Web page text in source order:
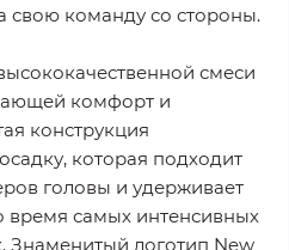
свою команду со стороны.
смеси
комфорт и
конструкция
которая подходит
головы и удерживает
время самых интенсивных
Знаменитый логотип New